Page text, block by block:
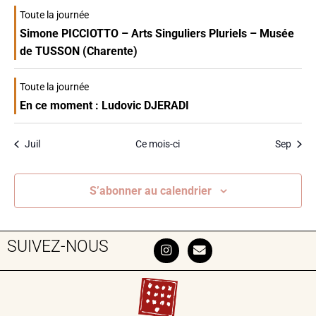
Toute la journée
Simone PICCIOTTO – Arts Singuliers Pluriels – Musée
de TUSSON (Charente)
Toute la journée
En ce moment : Ludovic DJERADI
Juil Ce mois-ci Sep
S’abonner au calendrier
SUIVEZ-NOUS